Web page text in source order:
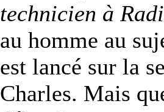
technicien à
au homme au
est lancé sur la
Charles. Mais